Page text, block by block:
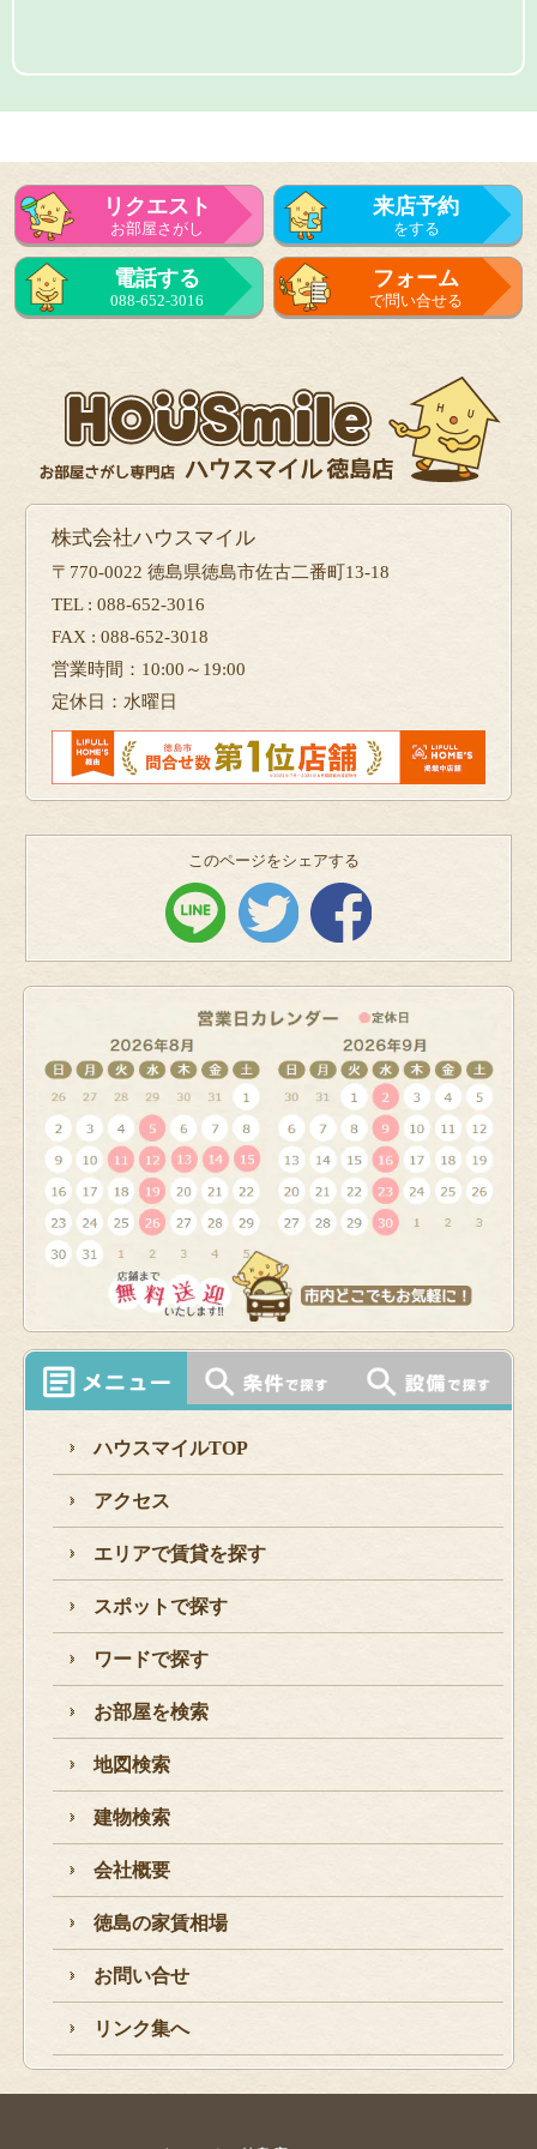
リクエスト
お部屋さがし
来店予約
をする
電話する
088-652-3016
フォーム
で問い合せる
株式会社ハウスマイル
〒770-0022 徳島県徳島市佐古二番町13-18
TEL : 088-652-3016
FAX : 088-652-3018
営業時間：10:00～19:00
定休日：水曜日
このページをシェアする
ハウスマイルTOP
アクセス
エリアで賃貸を探す
スポットで探す
ワードで探す
お部屋を検索
地図検索
建物検索
会社概要
徳島の家賃相場
お問い合せ
リンク集へ